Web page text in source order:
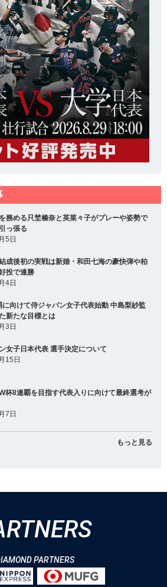
務める只埜榛奈と英菜々子がプレーや姿勢で
っ張る
5日
成後初の実戦は新婚・和田七海の豪快弾や柏
投で連勝
4日
に向けて侍ジャパン女子代表始動 中島梨紗監
新たな目標とは
3日
女子日本代表 選手決定について
15日
杯8連覇を目指す代表入りに向けて最終選考が
7日
もっと見る
PARTNERS